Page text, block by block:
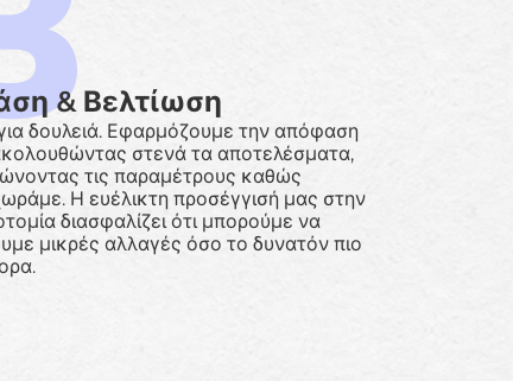
& Βελτίωση
δουλειά. Εφαρμόζουμε την απόφαση
στενά τα αποτελέσματα,
τις παραμέτρους καθώς
Η ευέλικτη προσέγγισή μας στην
διασφαλίζει ότι μπορούμε να
μικρές αλλαγές όσο το δυνατόν πιο